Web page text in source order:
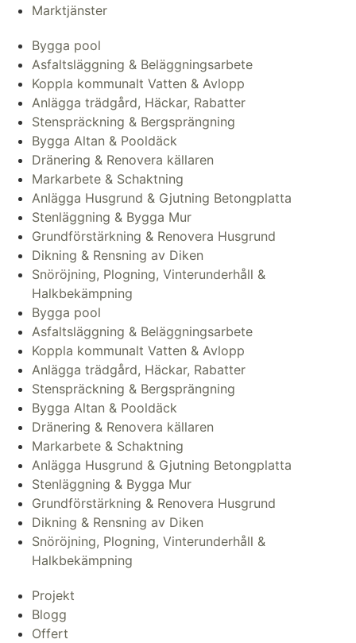
Marktjänster
Bygga pool
Asfaltsläggning & Beläggningsarbete
Koppla kommunalt Vatten & Avlopp
Anlägga trädgård, Häckar, Rabatter
Stenspräckning & Bergsprängning
Bygga Altan & Pooldäck
Dränering & Renovera källaren
Markarbete & Schaktning
Anlägga Husgrund & Gjutning Betongplatta
Stenläggning & Bygga Mur
Grundförstärkning & Renovera Husgrund
Dikning & Rensning av Diken
Snöröjning, Plogning, Vinterunderhåll &
Halkbekämpning
Bygga pool
Asfaltsläggning & Beläggningsarbete
Koppla kommunalt Vatten & Avlopp
Anlägga trädgård, Häckar, Rabatter
Stenspräckning & Bergsprängning
Bygga Altan & Pooldäck
Dränering & Renovera källaren
Markarbete & Schaktning
Anlägga Husgrund & Gjutning Betongplatta
Stenläggning & Bygga Mur
Grundförstärkning & Renovera Husgrund
Dikning & Rensning av Diken
Snöröjning, Plogning, Vinterunderhåll &
Halkbekämpning
Projekt
Blogg
Offert